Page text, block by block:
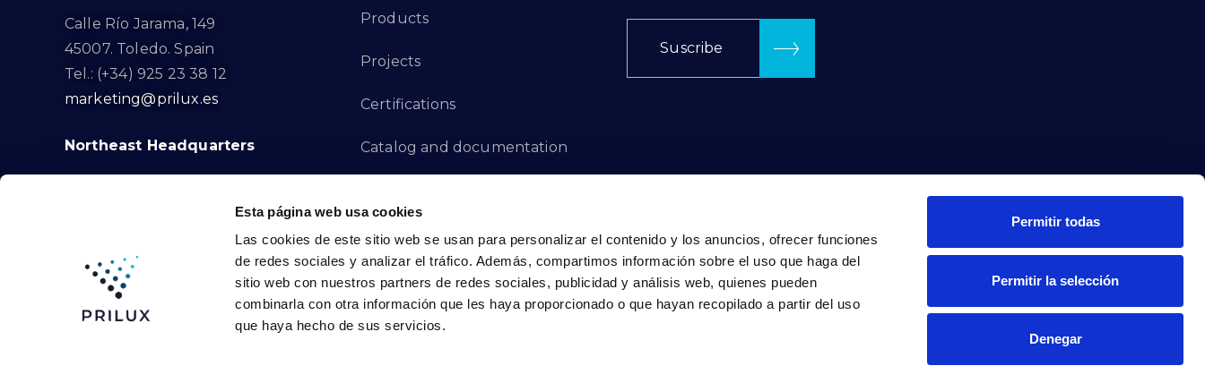
Esta página web usa cookies
Las cookies de este sitio web se usan para personalizar el contenido y los anuncios, ofrecer funciones
de redes sociales y analizar el tráfico. Además, compartimos información sobre el uso que haga del
sitio web con nuestros partners de redes sociales, publicidad y análisis web, quienes pueden
combinarla con otra información que les haya proporcionado o que hayan recopilado a partir del uso
que haya hecho de sus servicios.
Permitir todas
Permitir la selección
Denegar
Calle Río Jarama, 149
45007. Toledo. Spain
Tel.: (+34) 925 23 38 12
marketing@prilux.es
Northeast Headquarters
08791. Sant Llorenç d’Hortons.
Tel.: (+34) 93 719 23 29
marketing@prilux.es
Products
Projects
Certifications
Catalog and documentation
Complaints Channel
Contact
Suscribe